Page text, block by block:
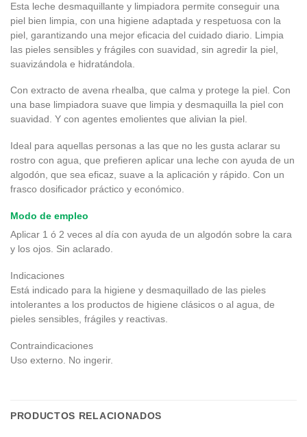
Esta leche desmaquillante y limpiadora permite conseguir una
piel bien limpia, con una higiene adaptada y respetuosa con la
piel, garantizando una mejor eficacia del cuidado diario. Limpia
las pieles sensibles y frágiles con suavidad, sin agredir la piel,
suavizándola e hidratándola.
Con extracto de avena rhealba, que calma y protege la piel. Con
una base limpiadora suave que limpia y desmaquilla la piel con
suavidad. Y con agentes emolientes que alivian la piel.
Ideal para aquellas personas a las que no les gusta aclarar su
rostro con agua, que prefieren aplicar una leche con ayuda de un
algodón, que sea eficaz, suave a la aplicación y rápido. Con un
frasco dosificador práctico y económico.
Modo de empleo
Aplicar 1 ó 2 veces al día con ayuda de un algodón sobre la cara
y los ojos. Sin aclarado.
Indicaciones
Está indicado para la higiene y desmaquillado de las pieles
intolerantes a los productos de higiene clásicos o al agua, de
pieles sensibles, frágiles y reactivas.
Contraindicaciones
Uso externo. No ingerir.
PRODUCTOS RELACIONADOS